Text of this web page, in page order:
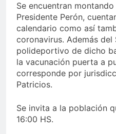
Se encuentran
Presidente Perón,
calendario como así
coronavirus. Además del
polideportivo de dicho
la vacunación puerta a
corresponde por
Patricios.
Se invita a la población
16:00 HS.